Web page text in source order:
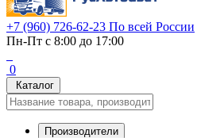
+7 (960) 726-62-23 По всей России
Пн-Пт с 8:00 до 17:00
0
Каталог
Производители